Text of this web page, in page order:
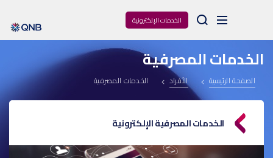
الخدمات الإلكترونية Arama
الخدمات المصرفية
الصفحة الرئيسية الأفراد الخدمات المصرفية
الخدمات المصرفية الإلكترونية